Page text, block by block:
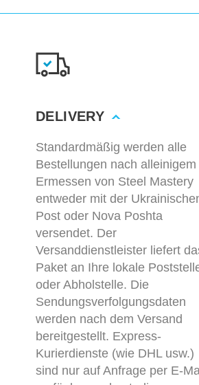
DELIVERY
Standardmäßig werden alle
Bestellungen nach alleinigem
Ermessen von Steel Mastery
entweder mit der
Post oder Nova Poshta
versendet. Der
Versanddienstleister liefert
Paket an Ihre lokale
oder Abholstelle. Die
Sendungsverfolgungsdaten
werden nach dem Versand
bereitgestellt. Express-
Kurierdienste (wie DHL usw.)
sind nur auf Anfrage per E-